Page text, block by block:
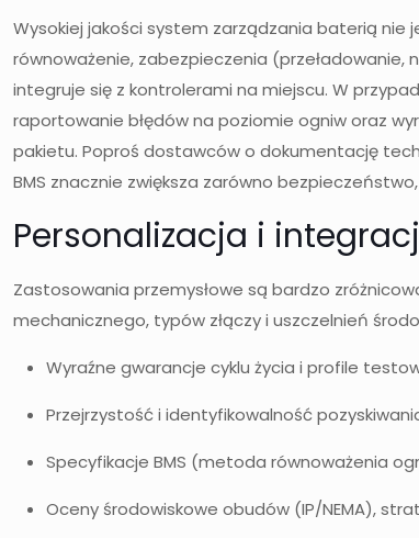
Wysokiej jakości system zarządzania baterią nie
równoważenie, zabezpieczenia
integruje się z kontrolerami na miejscu. W
raportowanie błędów na poziomie ogniw oraz
pakietu. Poproś dostawców o dokumentację
BMS znacznie zwiększa zarówno
Personalizacja i
Zastosowania przemysłowe są bardzo
mechanicznego, typów złączy i uszczelnień
Wyraźne gwarancje cyklu życia i profile
Przejrzystość i identyfikowalność
Specyfikacje BMS (metoda równoważenia
Oceny środowiskowe obudów (IP/NEMA),